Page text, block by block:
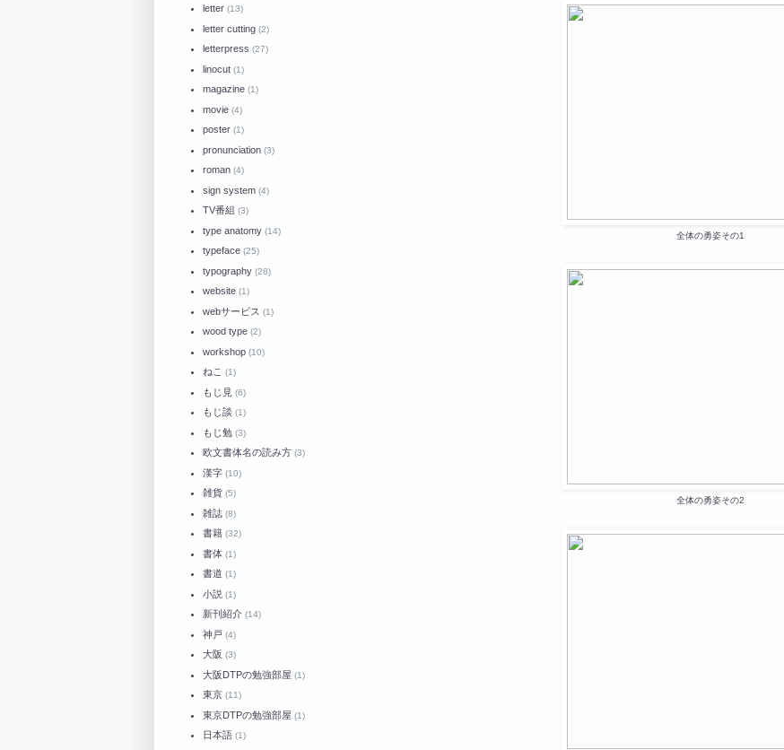
全体の勇姿その1
全体の勇姿その2
letter (13)
letter cutting (2)
letterpress (27)
linocut (1)
magazine (1)
movie (4)
poster (1)
pronunciation (3)
roman (4)
sign system (4)
TV番組 (3)
type anatomy (14)
typeface (25)
typography (28)
website (1)
webサービス (1)
wood type (2)
workshop (10)
ねこ (1)
もじ見 (6)
もじ談 (1)
もじ勉 (3)
欧文書体名の読み方 (3)
漢字 (10)
雑貨 (5)
雑誌 (8)
書籍 (32)
書体 (1)
書道 (1)
小説 (1)
新刊紹介 (14)
神戸 (4)
大阪 (3)
大阪DTPの勉強部屋 (1)
東京 (11)
東京DTPの勉強部屋 (1)
日本語 (1)